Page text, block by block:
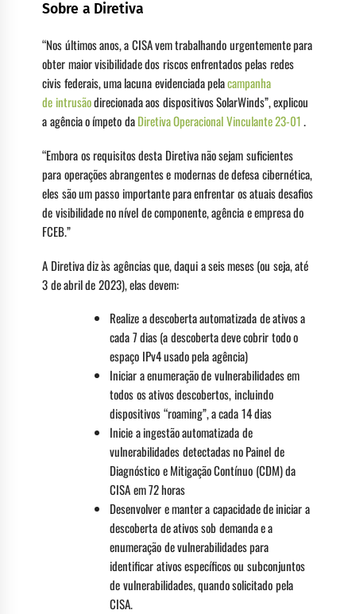
Sobre a Diretiva
“Nos últimos anos, a CISA vem trabalhando urgentemente para
obter maior visibilidade dos riscos enfrentados pelas redes
civis federais, uma lacuna evidenciada pelacampanha
de intrusãodirecionada aos dispositivos SolarWinds”, explicou
a agência o ímpeto daDiretiva Operacional Vinculante 23-01.
“Embora os requisitos desta Diretiva não sejam suficientes
para operações abrangentes e modernas de defesa cibernética,
eles são um passo importante para enfrentar os atuais desafios
de visibilidade no nível de componente, agência e empresa do
FCEB.”
A Diretiva diz às agências que, daqui a seis meses (ou seja, até
3 de abril de 2023), elas devem:
Realize a descoberta automatizada de ativos a
cada 7 dias (a descoberta deve cobrir todo o
espaço IPv4 usado pela agência)
Iniciar a enumeração de vulnerabilidades em
todos os ativos descobertos, incluindo
dispositivos “roaming”, a cada 14 dias
Inicie a ingestão automatizada de
vulnerabilidades detectadas no Painel de
Diagnóstico e Mitigação Contínuo (CDM) da
CISA em 72 horas
Desenvolver e manter a capacidade de iniciar a
descoberta de ativos sob demanda e a
enumeração de vulnerabilidades para
identificar ativos específicos ou subconjuntos
de vulnerabilidades, quando solicitado pela
CISA.